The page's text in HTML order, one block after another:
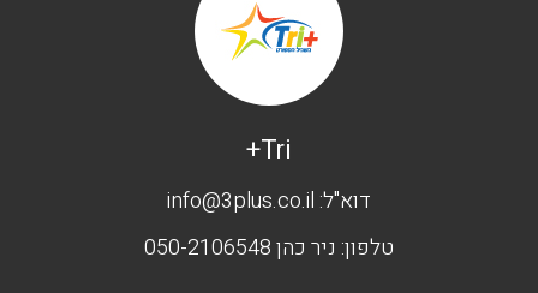
Tri+
דוא"ל: info@3plus.co.il
טלפון: ניר כהן 050-2106548